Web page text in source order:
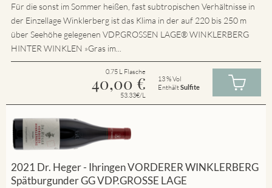
Für die sonst im Sommer heißen, fast subtropischen Verhältnisse in
der Einzellage Winklerberg ist das Klima in der auf 220 bis 250 m
über Seehöhe gelegenen VDP.GROSSEN LAGE® WINKLERBERG
HINTER WINKLEN »Gras im...
0.75 L Flasche
40,00 €
53.33€/L
13 % Vol
EnthältSulfite
2021 Dr. Heger - Ihringen VORDERER WINKLERBERG
Spätburgunder GG VDP.GROSSE LAGE